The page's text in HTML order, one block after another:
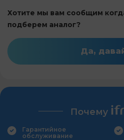
Хотите мы вам сообщим
подберем аналог?
Да,
Почему
Гарантийное
обслуживание